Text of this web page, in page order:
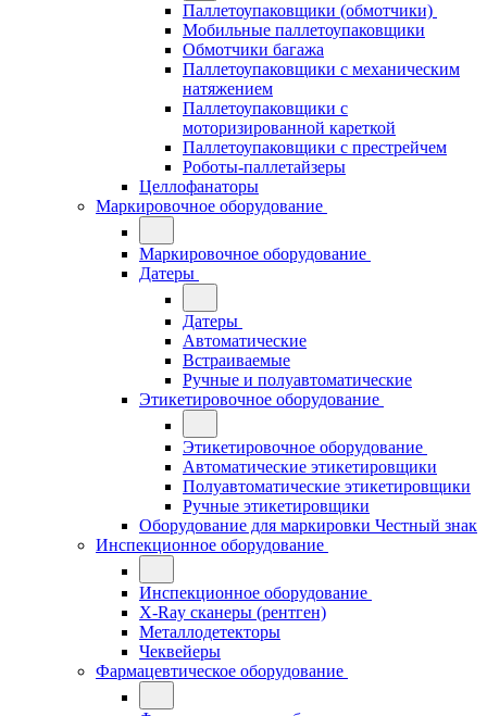
Паллетоупаковщики (обмотчики)
Мобильные паллетоупаковщики
Обмотчики багажа
Паллетоупаковщики с механическим
натяжением
Паллетоупаковщики с
моторизированной кареткой
Паллетоупаковщики с престрейчем
Роботы-паллетайзеры
Целлофанаторы
Маркировочное оборудование
Маркировочное оборудование
Датеры
Датеры
Автоматические
Встраиваемые
Ручные и полуавтоматические
Этикетировочное оборудование
Этикетировочное оборудование
Автоматические этикетировщики
Полуавтоматические этикетировщики
Ручные этикетировщики
Оборудование для маркировки Честный знак
Инспекционное оборудование
Инспекционное оборудование
X-Ray сканеры (рентген)
Металлодетекторы
Чеквейеры
Фармацевтическое оборудование